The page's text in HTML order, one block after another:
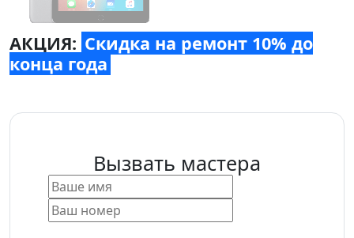
АКЦИЯ: Скидка на ремонт 10% до
конца года
Вызвать мастера